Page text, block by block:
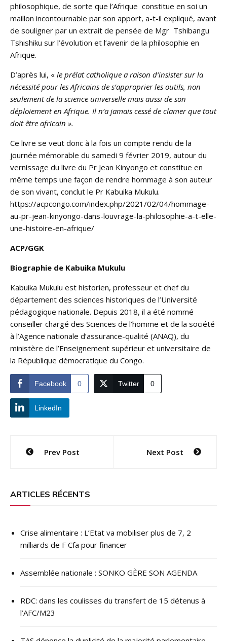
philosophique, de sorte que l’Afrique constitue en soi un
maillon incontournable par son apport, a-t-il expliqué, avant
de souligner par un extrait de pensée de Mgr Tshibangu
Tshishiku sur l’évolution et l’avenir de la philosophie en
Afrique.
D’après lui, « le prélat catholique a raison d’insister sur la
nécessité pour les Africains de s’approprier les outils, non
seulement de la science universelle mais aussi de son
déploiement en Afrique. Il n’a jamais cessé de clamer que tout
doit être africain ».
Ce livre se veut donc à la fois un compte rendu de la
journée mémorable du samedi 9 février 2019, autour du
vernissage du livre du Pr Jean Kinyongo et constitue en
même temps une façon de rendre hommage à son auteur
de son vivant, conclut le Pr Kabuika Mukulu.
https://acpcongo.com/index.php/2021/02/04/hommage-
au-pr-jean-kinyongo-dans-louvrage-la-philosophie-a-t-elle-
une-histoire-en-afrique/
ACP/GGK
Biographie de Kabuika Mukulu
Kabuika Mukulu est historien, professeur et chef du
département des sciences historiques de l’Université
pédagogique nationale. Depuis 2018, il a été nommé
conseiller chargé des Sciences de l’homme et de la société
à l’Agence nationale d’assurance-qualité (ANAQ), du
ministère de l’Enseignement supérieur et universitaire de
la République démocratique du Congo.
Facebook 0 Twitter 0
LinkedIn
Navigation
l’article
Prev Post Next Post
ARTICLES RÉCENTS
Crise alimentaire : L’Etat va mobiliser plus de 7, 2
milliards de F Cfa pour financer
Assemblée nationale : SONKO GÈRE SON AGENDA
RDC: dans les coulisses du transfert de 15 détenus à
l’AFC/M23